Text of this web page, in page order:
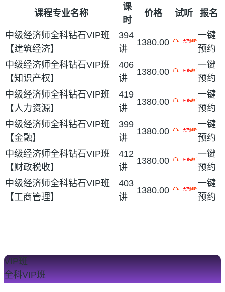
课程专业名称
课
时
价格 试听 报名
中级经济师全科钻石VIP班
【建筑经济】
394
讲
1380.00
一键
预约
中级经济师全科钻石VIP班
【知识产权】
406
讲
1380.00
一键
预约
中级经济师全科钻石VIP班
【人力资源】
419
讲
1380.00
一键
预约
中级经济师全科钻石VIP班
【金融】
399
讲
1380.00
一键
预约
中级经济师全科钻石VIP班
【财政税收】
412
讲
1380.00
一键
预约
中级经济师全科钻石VIP班
【工商管理】
403
讲
1380.00
一键
预约
VIP班
全科VIP班